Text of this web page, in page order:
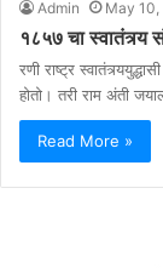
Admin May
१८५७ चा स्वातंत्र्य
रणी राष्ट्र
होतो। तरी राम अंती
Read More »